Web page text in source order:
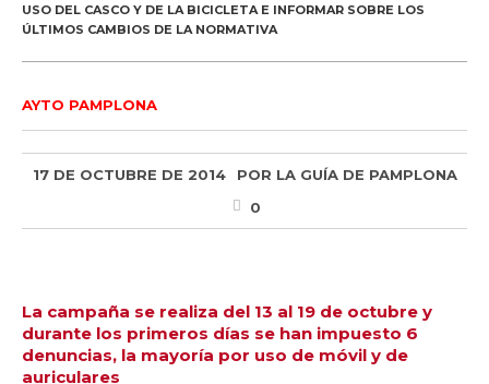
USO DEL CASCO Y DE LA BICICLETA E INFORMAR SOBRE LOS
ÚLTIMOS CAMBIOS DE LA NORMATIVA
AYTO PAMPLONA
17 DE OCTUBRE DE 2014 POR LA GUÍA DE PAMPLONA
0
La campaña se realiza del 13 al 19 de octubre y
durante los primeros días se han impuesto 6
denuncias, la mayoría por uso de móvil y de
auriculares